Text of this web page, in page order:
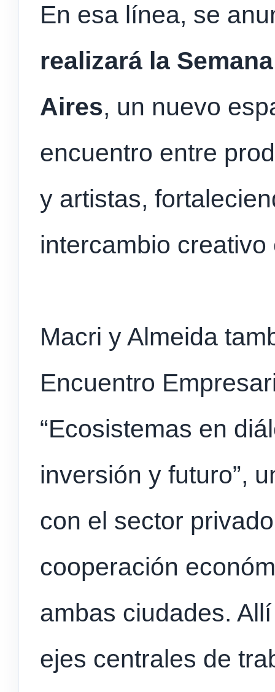
En esa línea, se
realizará la
Aires, un nuevo
encuentro entre
y artistas,
intercambio
Macri y Almeida
Encuentro
“Ecosistemas en
inversión y futuro”,
con el sector
cooperación
ambas ciudades.
ejes centrales de